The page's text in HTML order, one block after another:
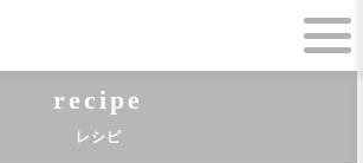
recipe
レシピ